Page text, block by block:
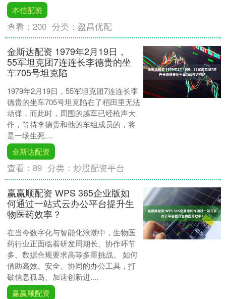
本信配资
查看：200 分类：盈昌优配
金斯达配资 1979年2月19日，
55军坦克团7连连长李德贵的坐
车705号坦克陷
1979年2月19日，55军坦克团7连连长李
德贵的坐车705号坦克陷在了稻田里无法
动弹，而此时，周围的越军已经枪声大
作，等待李德贵和他的车组成员的，将
是一场生死....
金斯达配资
查看：89 分类：炒股配资平台
赢赢顺配资 WPS 365企业版如
何通过一站式云办公平台提升生
物医药效率？
在当今数字化与智能化浪潮中，生物医
药行业正面临着研发周期长、协作环节
多、数据合规要求高等多重挑战。 如何
借助高效、安全、协同的办公工具，打
破信息孤岛、加速创新进....
赢赢顺配资